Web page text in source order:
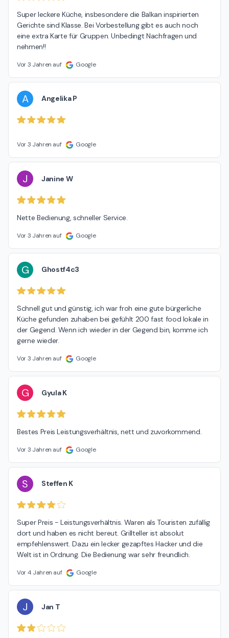
Super leckere Küche, insbesondere die Balkan inspirierten
Gerichte sind Klasse. Bei Vorbestellung gibt es auch noch
eine extra Karte für Gruppen. Unbedingt Nachfragen und
nehmen!!
Vor 3 Jahren auf Google
A Angelika P
Vor 3 Jahren auf Google
J Janine W
Nette Bedienung, schneller Service.
Vor 3 Jahren auf Google
G Ghostf4c3
Schnell gut und günstig, ich war froh eine gute bürgerliche
Küche gefunden zuhaben bei gefühlt 200 fast food lokale in
der Gegend. Wenn ich wieder in der Gegend bin, komme ich
gerne wieder.
Vor 3 Jahren auf Google
G Gyula K
Bestes Preis Leistungsverhältnis, nett und zuvorkommend.
Vor 3 Jahren auf Google
S Steffen K
Super Preis - Leistungsverhältnis. Waren als Touristen zufällig
dort und haben es nicht bereut. Grillteller ist absolut
empfehlenswert. Dazu ein lecker gezapftes Hacker und die
Welt ist in Ordnung. Die Bedienung war sehr freundlich.
Vor 4 Jahren auf Google
J Jan T